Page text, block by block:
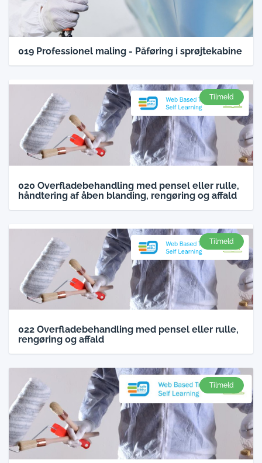
019 Professionel maling - Påføring i sprøjtekabine
Tilmeld
020 Overfladebehandling med pensel eller rulle,
håndtering af åben blanding, rengøring og affald
Tilmeld
022 Overfladebehandling med pensel eller rulle,
rengøring og affald
Tilmeld